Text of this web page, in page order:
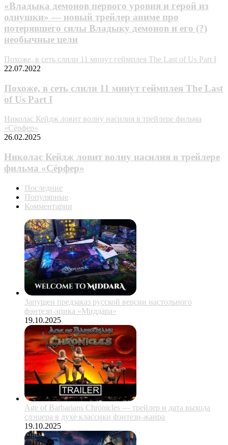
«Владыка демонов первого уровня и герой из
однушки» — новый трейлер аниме про
потерявшего силы Владыку демонов и его (?)
необычные цели
Похоже, в сеть слили 11 минут геймплея The Last of Us Part I
22.07.2022
Похоже, в сеть слили 11 минут геймплея The Last
of Us Part I
Николас Кейдж ловит волну насилия в трейлере фильма
«Сёрфер»
26.02.2025
Николас Кейдж ловит волну насилия в трейлере
фильма «Сёрфер»
Последние
Популярные
Комментарии
Запущен предзаказ русской версии настольного
фэнтези-эпика «Миддара»
19.10.2025
Age of Barbarians Chronicles — трейлер и дата выхода
слэшера в духе классики фэнтези-жанра
19.10.2025